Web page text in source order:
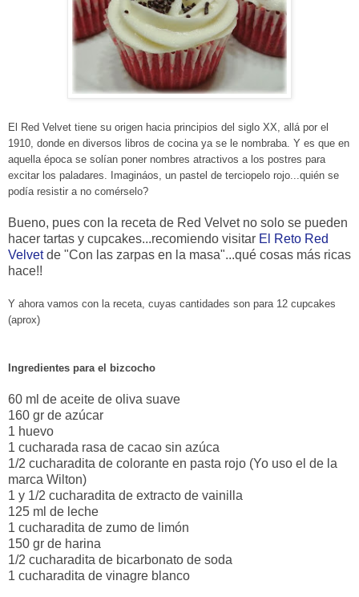
El Red Velvet tiene su origen hacia principios del siglo XX, allá por el
1910, donde en diversos libros de cocina ya se le nombraba. Y es que en
aquella época se solían poner nombres atractivos a los postres para
excitar los paladares. Imagináos, un pastel de terciopelo rojo...quién se
podía resistir a no comérselo?
Bueno, pues con la receta de Red Velvet no solo se pueden
hacer tartas y cupcakes...recomiendo visitar El Reto Red
Velvetde "Con las zarpas en la masa"...qué cosas más ricas
hace!!
Y ahora vamos con la receta, cuyas cantidades son para 12 cupcakes
(aprox)
Ingredientes para el bizcocho
60 ml de aceite de oliva suave
160 gr de azúcar
1 huevo
1 cucharada rasa de cacao sin azúca
1/2 cucharadita de colorante en pasta rojo (Yo uso el de la
marca Wilton)
1 y 1/2 cucharadita de extracto de vainilla
125 ml de leche
1 cucharadita de zumo de limón
150 gr de harina
1/2 cucharadita de bicarbonato de soda
1 cucharadita de vinagre blanco